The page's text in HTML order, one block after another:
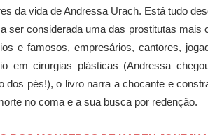
da vida de Andressa Urach. Está tudo
ser considerada uma das prostitutas
e famosos, empresários, cantores,
em cirurgias plásticas (Andressa
dos pés!), o livro narra a chocante e
no coma e a sua busca por redenção.